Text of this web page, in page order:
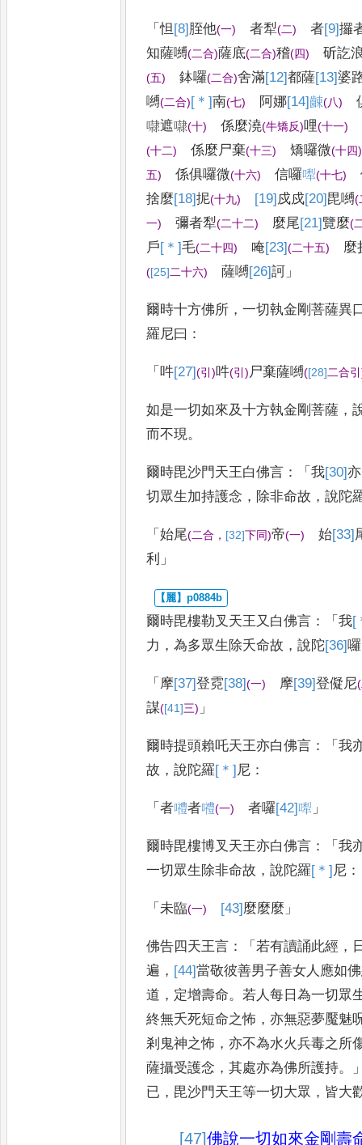
「怛 [8] 胵他(一) 者犁(二) 者[9]攞
知薩嚩(二合)薩底(二合)稽(四) 斫訖
(五) 鉢囉(二合)舍滿[12]都薩[13]婆
嚩(二合)[＊]南(七) 阿娜[14]𪘜(八)
㘑遮㘑(十) 係麼澆(牛矯反)哩(十一)
(十二) 係麼尸棄(十三) 矯囉微(十四)
五) 係俱囉微(十六) 信囉𠼐(十七)
捨麼[18]抳(十九) [19] 戍戍[20] 毘嚩(
一) 彌者犁(二十二) 麼尾[21] 覽麼(
戶[＊]毛(二十四) 唵[23](二十五) 麼
([25]二十六) 薩嚩[26]訶 」
爾時十方佛所 ，一切執金剛菩薩異
羅尼曰 ：
「吽[27](引)吽(引)尸棄薩嚩([28]二合引
如是一切如來及十方執金剛菩薩 ，
而不現。
爾時毘沙門天王白佛言 ：「我[30]亦
切眾生加持護念 ， 除非命故 ，說陀
「始尾(二合 ， [32]下同)帝(一) 始[33]
利 」
爾時毘樓勒叉天王又白佛言 ：「我[
力 ，為多眾生除夭命故 ，說陀[36]囉
「 摩[37]登霓[38](一) 摩[39]登儗尼(
謀([41]三) 」
爾時提頭賴吒天王亦白佛言 ：「我
故 ，說陀羅[＊] 尼 ：
「者𡅏者𡅏(一) 者囉[42]𠼐 」
爾時毘樓博叉天王亦白佛言 ：「我
一切眾生除非命故 ，說陀羅[＊] 尼 ：
「未臨(一) [43] 麼麼麼 」
佛告四天王言 ：「若有讀誦此經 ，
遍 ， [44]當敬彼善男子善女人應如
道 ， 定增壽命。若人每日為一切眾
終無夭死短命之怖 ，亦無惡夢魘魅
剎鬼神之怖 ，亦不為水火兵毒之所
薩攝受護念 ，其處亦為佛所護持。
已 ， 毘沙門天王等一切大眾 ， 皆大
[47]佛說一切如來金剛壽